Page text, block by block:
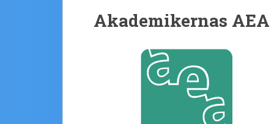
Akademikernas AEA